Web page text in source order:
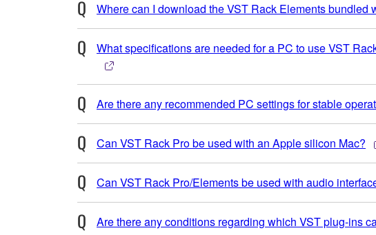
Where can I download the VST Rack Elements bundled
What specifications are needed for a PC to use VST
Are there any recommended PC settings for stable
Can VST Rack Pro be used with an Apple silicon Mac?
Can VST Rack Pro/Elements be used with audio
Are there any conditions regarding which VST plug-ins